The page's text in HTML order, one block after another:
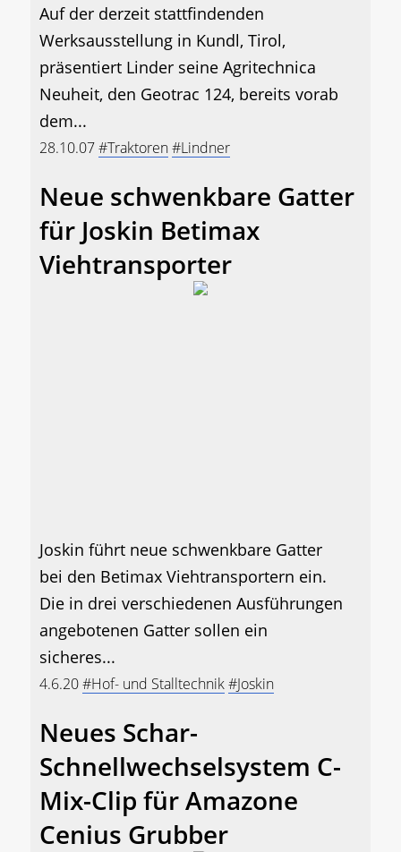
Auf der derzeit stattfindenden
Werksausstellung in Kundl, Tirol,
präsentiert Linder seine Agritechnica
Neuheit, den Geotrac 124, bereits vorab
dem...
28.10.07#Traktoren#Lindner
Neue schwenkbare Gatter
für Joskin Betimax
Viehtransporter
Joskin führt neue schwenkbare Gatter
bei den Betimax Viehtransportern ein.
Die in drei verschiedenen Ausführungen
angebotenen Gatter sollen ein
sicheres...
4.6.20#Hof- und Stalltechnik#Joskin
Neues Schar-
Schnellwechselsystem C-
Mix-Clip für Amazone
Cenius Grubber